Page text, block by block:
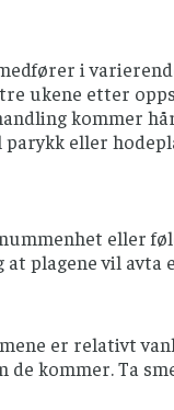
i
ukene etter
kommer
eller
eller
plagene vil
er relativt
kommer. Ta